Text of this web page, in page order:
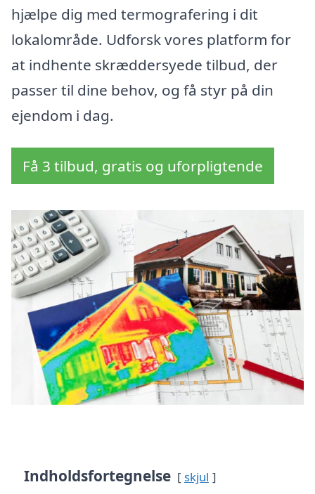
hjælpe dig med termografering i dit
lokalområde. Udforsk vores platform for
at indhente skræddersyede tilbud, der
passer til dine behov, og få styr på din
ejendom i dag.
Få 3 tilbud, gratis og uforpligtende
Indholdsfortegnelse skjul